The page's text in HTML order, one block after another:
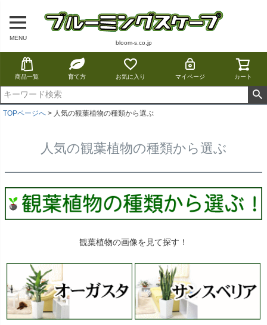
MENU
bloom-s.co.jp
商品一覧 育て方 お気に入り マイページ カート
TOPページへ 人気の観葉植物の種類から選ぶ
人気の観葉植物の種類から選ぶ
観葉植物の画像を見て探す！